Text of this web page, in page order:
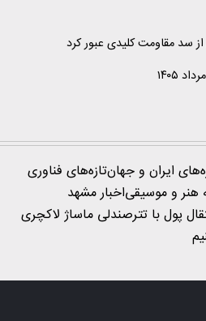
ایران و جهانتازه‌های فناوری
هنر و موسیقیاخبار مشهد
پول با تترصندلی ماساژ لاکچری